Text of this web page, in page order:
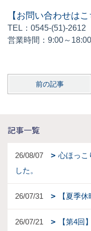
【お問い合わせはこ
TEL ：0545-(51)-2612
営業時間：9:00～18:00
前の記事
記事一覧
26/08/07
心ほっこ
した。
26/07/31 【夏季
26/07/21
【第4回